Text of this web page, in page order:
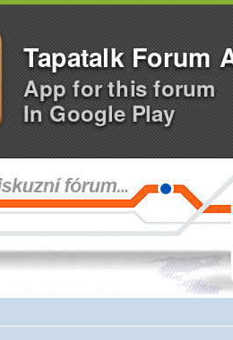
Tapatalk Forum
App for this forum
In Google Play